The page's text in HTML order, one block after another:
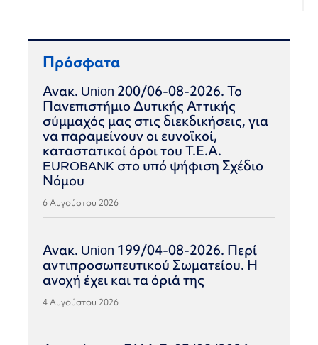
Πρόσφατα
Ανακ. Union 200/06-08-2026. Το
Πανεπιστήμιο Δυτικής Αττικής
σύμμαχός μας στις διεκδικήσεις, για
να παραμείνουν οι ευνοϊκοί,
καταστατικοί όροι του Τ.Ε.Α.
EUROBANK στο υπό ψήφιση Σχέδιο
Νόμου
6 Αυγούστου 2026
Ανακ. Union 199/04-08-2026. Περί
αντιπροσωπευτικού Σωματείου. Η
ανοχή έχει και τα όριά της
4 Αυγούστου 2026